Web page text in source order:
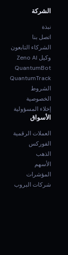
الشركة
نبذة
اتصل بنا
الشركاء التابعون
وكيل Zeno AI
QuantumBot
QuantumTrack
الشروط
الخصوصية
إخلاء المسؤولية
الأسواق
العملات الرقمية
الفوركس
الذهب
الأسهم
المؤشرات
شركات البروب